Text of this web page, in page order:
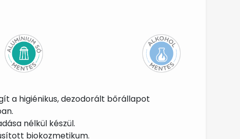
a higiénikus, dezodorált bőrállapot
nélkül készül.
biokozmetikum.